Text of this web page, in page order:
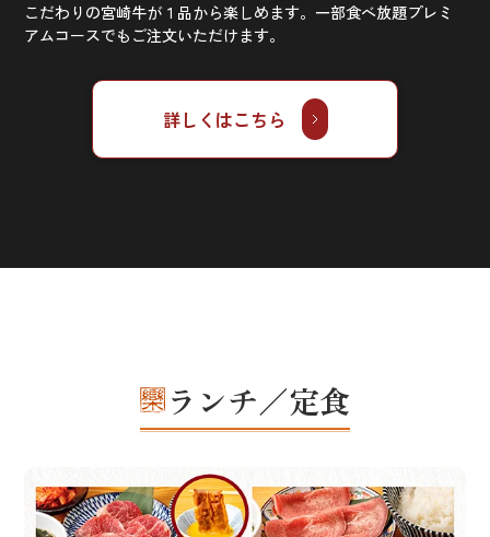
こだわりの宮崎牛が１品から楽しめます。一部食べ放題プレミ
アムコースでもご注文いただけます。
詳しくはこちら
ランチ／定食